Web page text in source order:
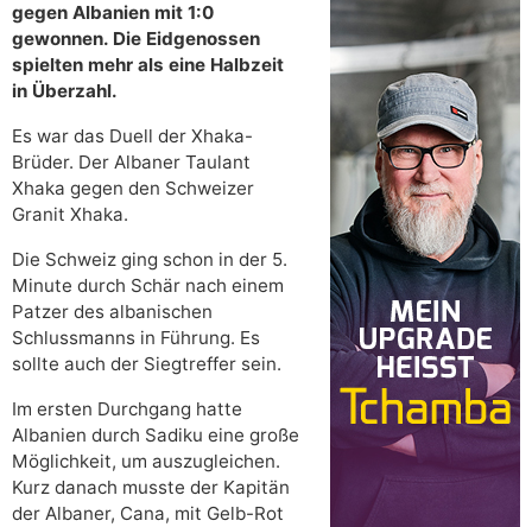
gegen Albanien mit 1:0
gewonnen. Die Eidgenossen
spielten mehr als eine Halbzeit
in Überzahl.
Es war das Duell der Xhaka-
Brüder. Der Albaner Taulant
Xhaka gegen den Schweizer
Granit Xhaka.
Die Schweiz ging schon in der 5.
Minute durch Schär nach einem
Patzer des albanischen
Schlussmanns in Führung. Es
sollte auch der Siegtreffer sein.
Im ersten Durchgang hatte
Albanien durch Sadiku eine große
Möglichkeit, um auszugleichen.
Kurz danach musste der Kapitän
der Albaner, Cana, mit Gelb-Rot